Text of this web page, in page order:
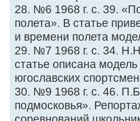
28. №6 1968 г. с. 39.
полета». В статье
и времени полета
29. №7 1968 г. с. 34.
статье описана
югославских
30. №9 1968 г. с. 46.
подмосковья».